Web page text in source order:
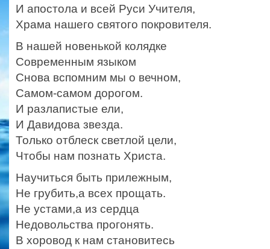
И апостола и всей Руси Учителя,
Храма нашего святого покровителя.
В нашей новенькой колядке
Современным языком
Снова вспомним мы о вечном,
Самом-самом дорогом.
И разлапистые ели,
И Давидова звезда.
Только отблеск светлой цели,
Чтобы нам познать Христа.
Научиться быть прилежным,
Не грубить,а всех прощать.
Не устами,а из сердца
Недовольства прогонять.
В хоровод к нам становитесь